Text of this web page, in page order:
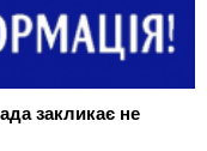
закликає не